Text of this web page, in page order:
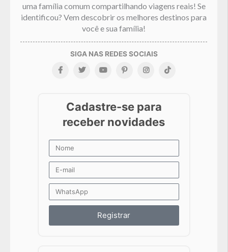
uma família comum compartilhando viagens reais! Se
identificou? Vem descobrir os melhores destinos para
você e sua família!
Registrar